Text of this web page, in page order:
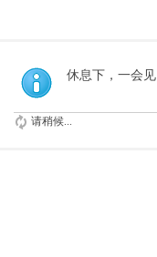
休息下，一会见
请稍候...